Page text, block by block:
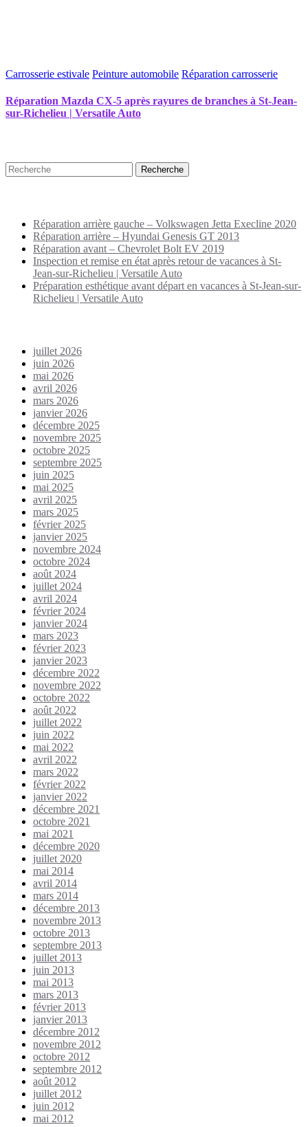
Carrosserie estivale Peinture automobile Réparation carrosserie
Réparation Mazda CX-5 après rayures de branches à St-Jean-
sur-Richelieu | Versatile Auto
Réparation arrière gauche – Volkswagen Jetta Execline 2020
Réparation arrière – Hyundai Genesis GT 2013
Réparation avant – Chevrolet Bolt EV 2019
Inspection et remise en état après retour de vacances à St-
Jean-sur-Richelieu | Versatile Auto
Préparation esthétique avant départ en vacances à St-Jean-sur-
Richelieu | Versatile Auto
juillet 2026
juin 2026
mai 2026
avril 2026
mars 2026
janvier 2026
décembre 2025
novembre 2025
octobre 2025
septembre 2025
juin 2025
mai 2025
avril 2025
mars 2025
février 2025
janvier 2025
novembre 2024
octobre 2024
août 2024
juillet 2024
avril 2024
février 2024
janvier 2024
mars 2023
février 2023
janvier 2023
décembre 2022
novembre 2022
octobre 2022
août 2022
juillet 2022
juin 2022
mai 2022
avril 2022
mars 2022
février 2022
janvier 2022
décembre 2021
octobre 2021
mai 2021
décembre 2020
juillet 2020
mai 2014
avril 2014
mars 2014
décembre 2013
novembre 2013
octobre 2013
septembre 2013
juillet 2013
juin 2013
mai 2013
mars 2013
février 2013
janvier 2013
décembre 2012
novembre 2012
octobre 2012
septembre 2012
août 2012
juillet 2012
juin 2012
mai 2012